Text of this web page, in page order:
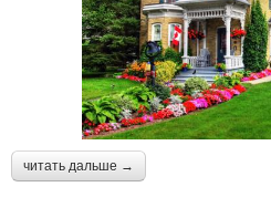
читать дальше →